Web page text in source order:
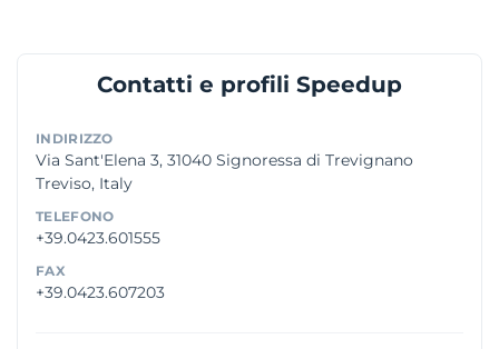
Contatti e profili Speedup
INDIRIZZO
Via Sant'Elena 3, 31040 Signoressa di Trevignano
Treviso, Italy
TELEFONO
+39.0423.601555
FAX
+39.0423.607203